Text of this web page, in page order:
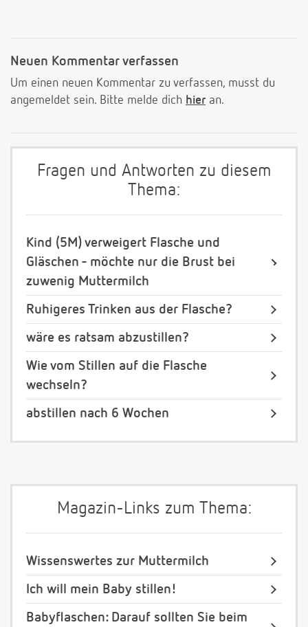
Neuen Kommentar verfassen
Um einen neuen Kommentar zu verfassen, musst du
angemeldet sein. Bitte melde dich hier an.
Fragen und Antworten zu diesem
Thema:
Kind (5M) verweigert Flasche und
Gläschen - möchte nur die Brust bei
zuwenig Muttermilch
Ruhigeres Trinken aus der Flasche?
wäre es ratsam abzustillen?
Wie vom Stillen auf die Flasche
wechseln?
abstillen nach 6 Wochen
Magazin-Links zum Thema:
Wissenswertes zur Muttermilch
Ich will mein Baby stillen!
Babyflaschen: Darauf sollten Sie beim